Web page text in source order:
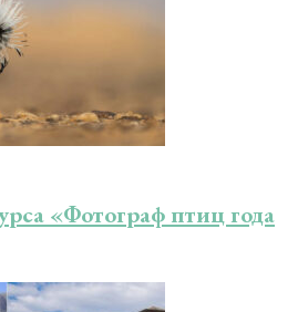
«Фотограф птиц года